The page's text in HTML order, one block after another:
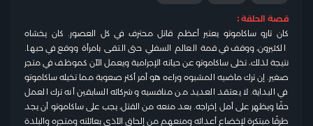
قصة الحلقة :
كان تارو ساكاموتو يعتبر أعظم قاتل محترف في كل العصور. كان يخشاه
الكثيرون، ووقف في قمة العالم السفلي حتى التقى بامرأة ووقع في حبها.
نتيجة لذلك، تخلى ساكاموتو عن حياته الإجرامية ويعمل الآن كموظف في متجر
صغير. إن ترك ماضيه المشبوه وراءه هو أمر أكثر صعوبة مما تخيله ساكاموتو
في البداية. لا يعتقد العديد من منافسيه وشركائه السابقين أنه ترك العمل
حقًا ويظهر على أمل إخراجه. بعد منعه من القتل، يجب على ساكاموتو أن يجد
طرقًا مبتكرة لإخضاع أعدائه ومنعهم من إلحاق الأذى بعائلته ومتجره والبلدة